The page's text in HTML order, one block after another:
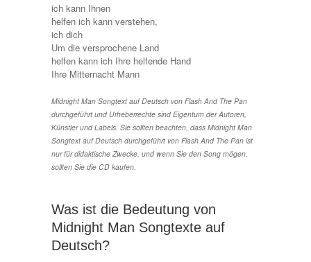
ich kann Ihnen
helfen ich kann verstehen,
ich dich
Um die versprochene Land
helfen kann ich Ihre helfende Hand
Ihre Mitternacht Mann
Midnight Man Songtext auf Deutsch von Flash And The Pan
durchgeführt und Urheberrechte sind Eigentum der Autoren,
Künstler und Labels. Sie sollten beachten, dass Midnight Man
Songtext auf Deutsch durchgeführt von Flash And The Pan ist
nur für didaktische Zwecke, und wenn Sie den Song mögen,
sollten Sie die CD kaufen.
Was ist die Bedeutung von
Midnight Man Songtexte auf
Deutsch?